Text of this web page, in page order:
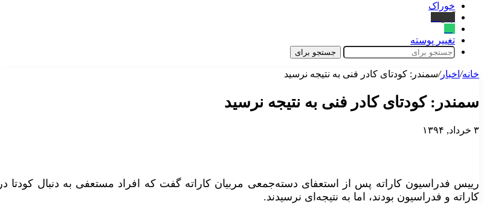
خوراک
تغییر پوسته
جستجو برای
خانه/ اخبار/سمندر: کودتای کادر فنی به نتیجه نرسید
سمندر: کودتای کادر فنی به نتیجه نرسید
۳ خرداد, ۱۳۹۴
رییس فدراسیون کاراته پس از استعفای دسته‌جمعی مربیان کاراته گفت که افراد مستعفی به دنبال کودتا در
کاراته و فدراسیون بودند، اما به نتیجه‌ای نرسیدند.